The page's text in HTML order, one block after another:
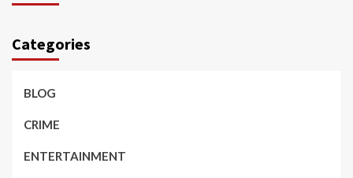
Categories
BLOG
CRIME
ENTERTAINMENT